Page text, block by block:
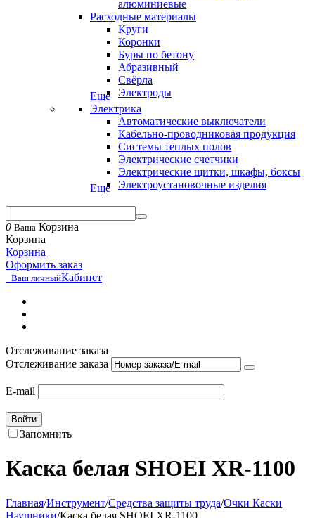
алюминиевые
Расходные материалы
Круги
Коронки
Буры по бетону
Абразивный
Свёрла
Электроды
Еще
Электрика
Автоматические выключатели
Кабельно-проводниковая продукция
Системы теплых полов
Электрические счетчики
Электрические щитки, шкафы, боксы
Электроустановочные изделия
Еще
0 Ваша Корзина
Корзина
Корзина
Оформить заказ
Ваш личныйКабинет
Отслеживание заказа
Отслеживание заказа
E-mail
Войти
Запомнить
Каска белая SHOEI XR-1100
Главная/Инструмент/Средства защиты труда/Очки Каски
Наушники/Каска белая SHOEI XR-1100